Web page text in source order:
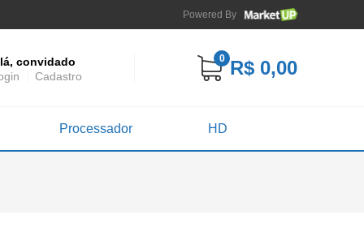
Powered By
convidado
Cadastro
0 R$ 0,00
Processador HD